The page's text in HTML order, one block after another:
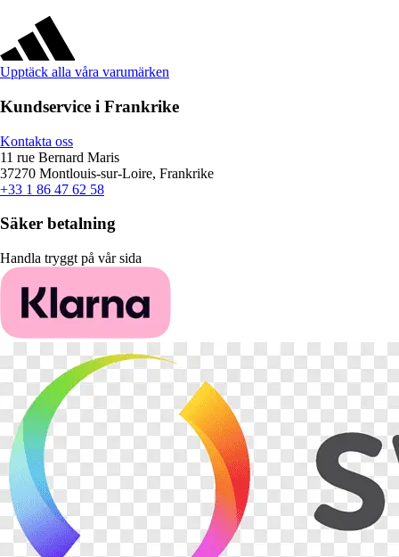
Upptäck alla våra varumärken
Kundservice i Frankrike
Kontakta oss
11 rue Bernard Maris
37270 Montlouis-sur-Loire, Frankrike
+33 1 86 47 62 58
Säker betalning
Handla tryggt på vår sida